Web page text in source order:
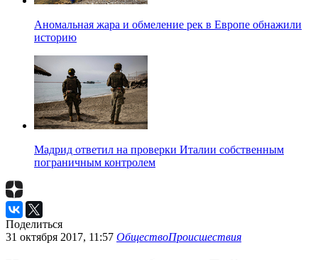
Аномальная жара и обмеление рек в Европе обнажили
историю
Мадрид ответил на проверки Италии собственным
пограничным контролем
Поделиться
31 октября 2017, 11:57 ОбществоПроисшествия